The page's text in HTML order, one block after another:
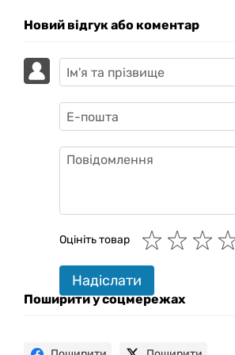
Новий відгук або коментар
Оцініть товар
Надіслати
Поширити у соцмережах
GAZIKAI
Привіт! 👋 Я Gazik AI — допоможу
підібрати вживану комп'ютерну
техніку. Що шукаєш?